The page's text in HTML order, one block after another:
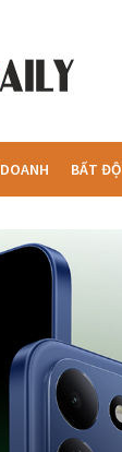
BẤT